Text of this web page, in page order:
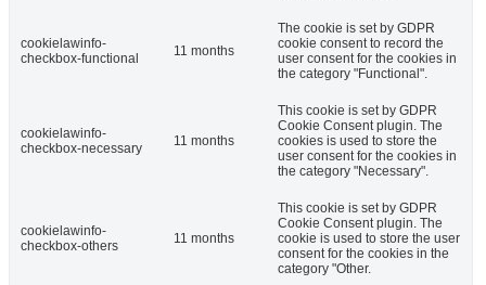
cookielawinfo-
checkbox-functional
11 months
The cookie is set by GDPR
cookie consent to record the
user consent for the cookies in
the category "Functional".
cookielawinfo-
checkbox-necessary
11 months
This cookie is set by GDPR
Cookie Consent plugin. The
cookies is used to store the
user consent for the cookies in
the category "Necessary".
cookielawinfo-
checkbox-others
11 months
This cookie is set by GDPR
Cookie Consent plugin. The
cookie is used to store the user
consent for the cookies in the
category "Other.